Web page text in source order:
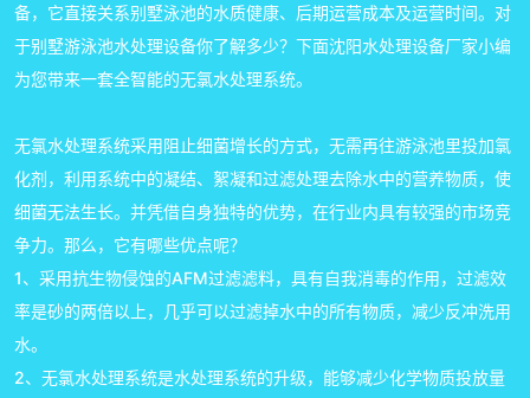
备，它直接关系别墅泳池的水质健康、后期运营成本及运营时间。对
于别墅游泳池水处理设备你了解多少？下面沈阳水处理设备厂家小编
为您带来一套全智能的无氯水处理系统。
无氯水处理系统采用阻止细菌增长的方式，无需再往游泳池里投加氯
化剂，利用系统中的凝结、絮凝和过滤处理去除水中的营养物质，使
细菌无法生长。并凭借自身独特的优势，在行业内具有较强的市场竞
争力。那么，它有哪些优点呢？
1、采用抗生物侵蚀的AFM过滤滤料，具有自我消毒的作用，过滤效
率是砂的两倍以上，几乎可以过滤掉水中的所有物质，减少反冲洗用
水。
2、无氯水处理系统是水处理系统的升级，能够减少化学物质投放量